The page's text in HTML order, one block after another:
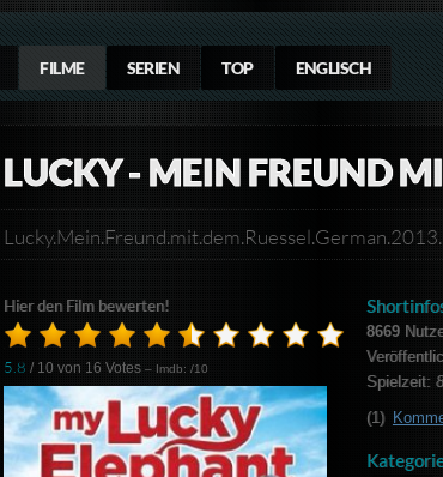
FILME SERIEN TOP ENGLISCH
LUCKY - MEIN FREUND
Hier den Film bewerten!
5.8 / 10 von 16 Votes – Imdb: /10
8669
Spielzeit:
(1)